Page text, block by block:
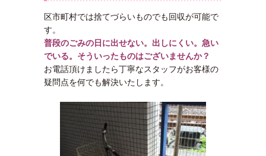
区市町村では捨てづらいものでも回収が可能で
す。
普段のごみの日に出せない。出しにくい。急い
でいる。そういったものはございませんか？
お電話頂けましたら丁寧なスタッフがお客様の
疑問点を何でも解決いたします。